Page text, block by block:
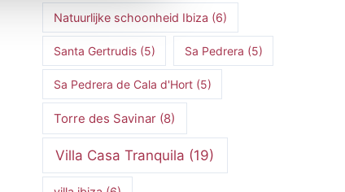
Natuurlijke schoonheid Ibiza (6)
Santa Gertrudis(5) Sa Pedrera (5)
Sa Pedrera de Cala d'Hort(5)
Torre des Savinar (8)
Villa Casa Tranquila (19)